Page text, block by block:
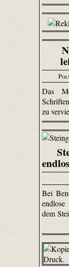
Das
zu
Bei
dem